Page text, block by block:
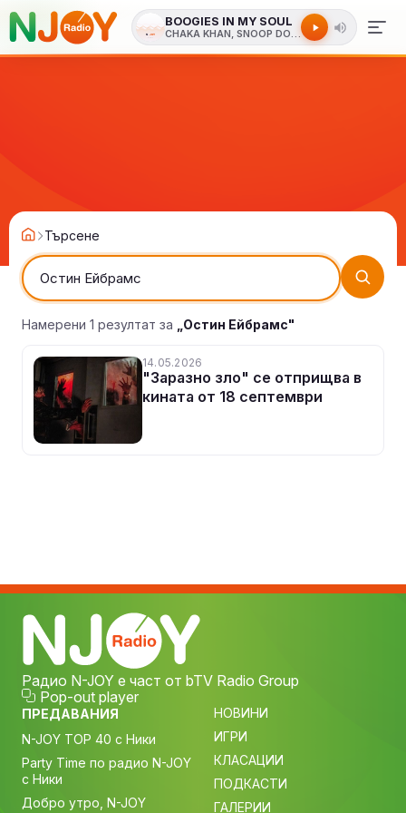
BOOGIES IN MY SOUL
CHAKA KHAN, SNOOP DOGG
Търсене
Намерени 1 резултат за „Остин Ейбрамс"
14.05.2026
"Заразно зло" се отприщва в
кината от 18 септември
Радио N-JOY е част от bTV Radio Group
Pop-out player
ПРЕДАВАНИЯ
N-JOY TOP 40 с Ники
Party Time по радио N-JOY
с Ники
Добро утро, N-JOY
НОВИНИ
ИГРИ
КЛАСАЦИИ
ПОДКАСТИ
ГАЛЕРИИ